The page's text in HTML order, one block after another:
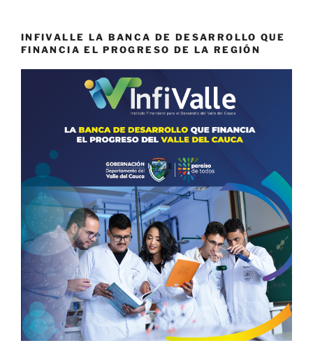
INFIVALLE LA BANCA DE DESARROLLO QUE
FINANCIA EL PROGRESO DE LA REGIÓN